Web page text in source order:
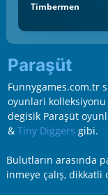
Timbermen
Paraşüt
Funnygames.com.tr
oyunlari
degisik Paraşüt
& Tiny Diggers gibi.
Bulutların arasında
inmeye çalış, dikkatli